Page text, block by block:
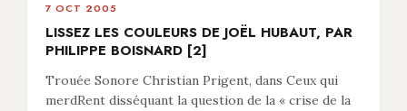
7 OCT 2005
LISSEZ LES COULEURS DE JOËL HUBAUT, PAR
PHILIPPE BOISNARD [2]
Trouée Sonore Christian Prigent, dans Ceux qui
merdRent disséquant la question de la « crise de la